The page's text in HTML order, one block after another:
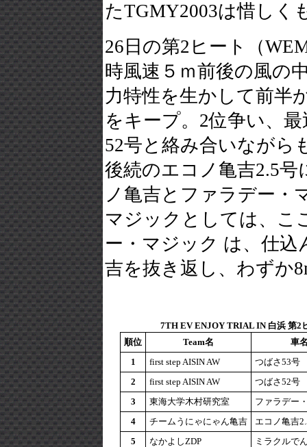
たTGMY2003は惜しく
26日の第2ヒート（
時風速５ｍ前後の風の
力特性を生かして前半
をキープ。2位争い、
52号と絡み合いながら
後続のエコノ亀吉2.5
ノ亀吉とファラデー・
マジックとしては、こ
ー・マジック は、仕
吉を抜き返し、わずか
7TH EV ENJOY TRIAL IN 白浜 第2
順位
Team名
車
1
first step AISIN AW
つばさ53号
2
first step AISIN AW
つばさ52号
3
東海大学木村研究室
ファラデー
4
チームうにゃにゃん亀吉
エコノ亀吉
5
なかよしZDP
ミラクルで